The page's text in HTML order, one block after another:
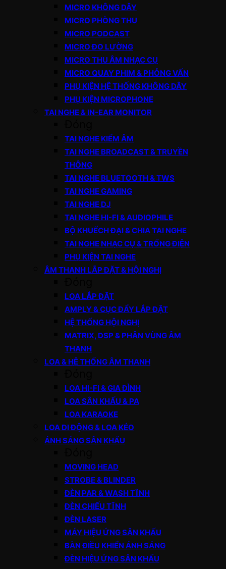
MICRO KHÔNG DÂY
MICRO PHÒNG THU
MICRO PODCAST
MICRO ĐO LƯỜNG
MICRO THU ÂM NHẠC CỤ
MICRO QUAY PHIM & PHỎNG VẤN
PHỤ KIỆN HỆ THỐNG KHÔNG DÂY
PHỤ KIỆN MICROPHONE
TAI NGHE & IN-EAR MONITOR
TAI NGHE KIỂM ÂM
TAI NGHE BROADCAST & TRUYỀN
THÔNG
TAI NGHE BLUETOOTH & TWS
TAI NGHE GAMING
TAI NGHE DJ
TAI NGHE HI-FI & AUDIOPHILE
BỘ KHUẾCH ĐẠI & CHIA TAI NGHE
TAI NGHE NHẠC CỤ & TRỐNG ĐIỆN
PHỤ KIỆN TAI NGHE
ÂM THANH LẮP ĐẶT & HỘI NGHỊ
LOA LẮP ĐẶT
AMPLY & CỤC ĐẨY LẮP ĐẶT
HỆ THỐNG HỘI NGHỊ
MATRIX, DSP & PHÂN VÙNG ÂM
THANH
LOA & HỆ THỐNG ÂM THANH
LOA HI-FI & GIA ĐÌNH
LOA SÂN KHẤU & PA
LOA KARAOKE
LOA DI ĐỘNG & LOA KÉO
ÁNH SÁNG SÂN KHẤU
MOVING HEAD
STROBE & BLINDER
ĐÈN PAR & WASH TĨNH
ĐÈN CHIẾU TĨNH
ĐÈN LASER
MÁY HIỆU ỨNG SÂN KHẤU
BÀN ĐIỀU KHIỂN ÁNH SÁNG
ĐÈN HIỆU ỨNG SÂN KHẤU